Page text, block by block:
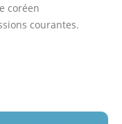
coréen
courantes.